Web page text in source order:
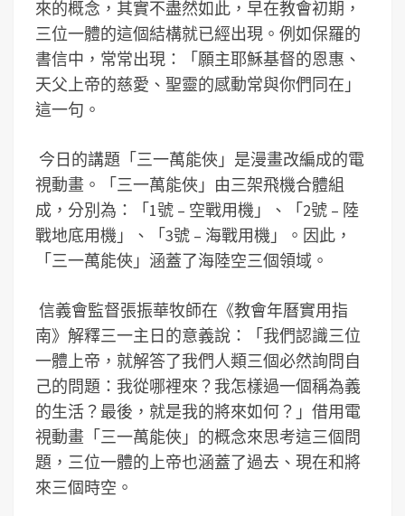
來的概念，其實不盡然如此，早在教會初期，
三位一體的這個結構就已經出現。例如保羅的
書信中，常常出現：「願主耶穌基督的恩惠、
天父上帝的慈愛、聖靈的感動常與你們同在」
這一句。
今日的講題「三一萬能俠」是漫畫改編成的電
視動畫。「三一萬能俠」由三架飛機合體組
成，分別為：「1號 – 空戰用機」、「2號 – 陸
戰地底用機」、「3號 – 海戰用機」。因此，
「三一萬能俠」涵蓋了海陸空三個領域。
信義會監督張振華牧師在《教會年曆實用指
南》解釋三一主日的意義說：「我們認識三位
一體上帝，就解答了我們人類三個必然詢問自
己的問題：我從哪裡來？我怎樣過一個稱為義
的生活？最後，就是我的將來如何？」借用電
視動畫「三一萬能俠」的概念來思考這三個問
題，三位一體的上帝也涵蓋了過去、現在和將
來三個時空。